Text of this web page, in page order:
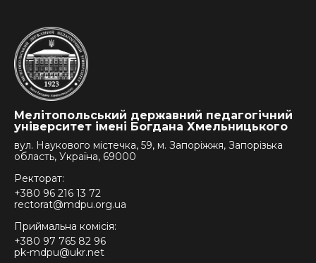
Мелітопольський державний педагогічний
університет імені Богдана Хмельницького
вул. Наукового містечка, 59, м. Запоріжжя, Запорізька
область, Україна, 69000
Ректорат:
+380 96 216 13 72
rectorat@mdpu.org.ua
Приймальна комісія:
+380 97 765 82 96
pk-mdpu@ukr.net